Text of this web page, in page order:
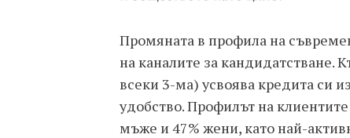
Промяната в профила на
на каналите за кандидатстване.
всеки 3-ма) усвоява кредита си
удобство. Профилът на
мъже и 47% жени, като най-